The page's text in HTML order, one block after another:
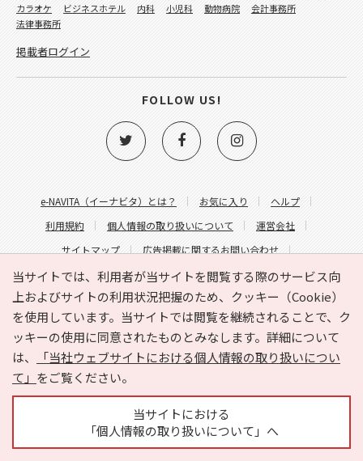
当サイトでは、利用者が当サイトを閲覧する際のサービス向
上およびサイトの利用状況把握のため、クッキー（Cookie）
を使用しています。当サイトでは閲覧を継続されることで、ク
ッキーの使用に同意されたものとみなします。詳細について
は、
「当社ウェブサイトにおける個人情報の取り扱いについ
て」 をご覧ください。
当サイトにおける
「個人情報の取り扱いについて」へ
e-NAVITA（イーナビタ）とは？ お気に入り
ヘルプ
利用規約
個人情報の取り扱いについて
運営会社
サイトマップ
広告掲載に関するお問い合わせ
サイトの内容に関するお問い合わせ
カラオケ
ビジネスホテル 内科 小児科 動物病院
会計事務所
法律事務所
掲載者ログイン
FOLLOW US!
Copyright © HYOJITO.Co.,Ltd. All Rights Reserved.